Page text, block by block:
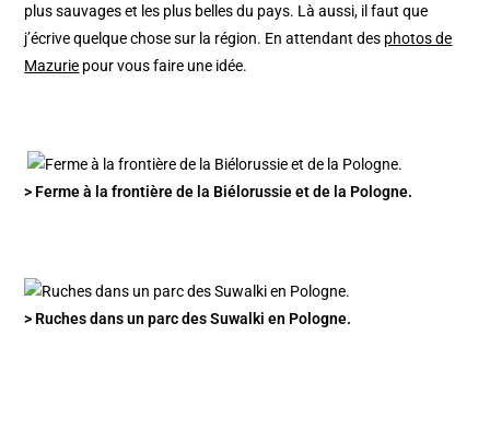
plus sauvages et les plus belles du pays. Là aussi, il faut que
j’écrive quelque chose sur la région. En attendant des photos de
Mazurie pour vous faire une idée.
> Ferme à la frontière de la Biélorussie et de la Pologne.
> Ruches dans un parc des Suwalki en Pologne.